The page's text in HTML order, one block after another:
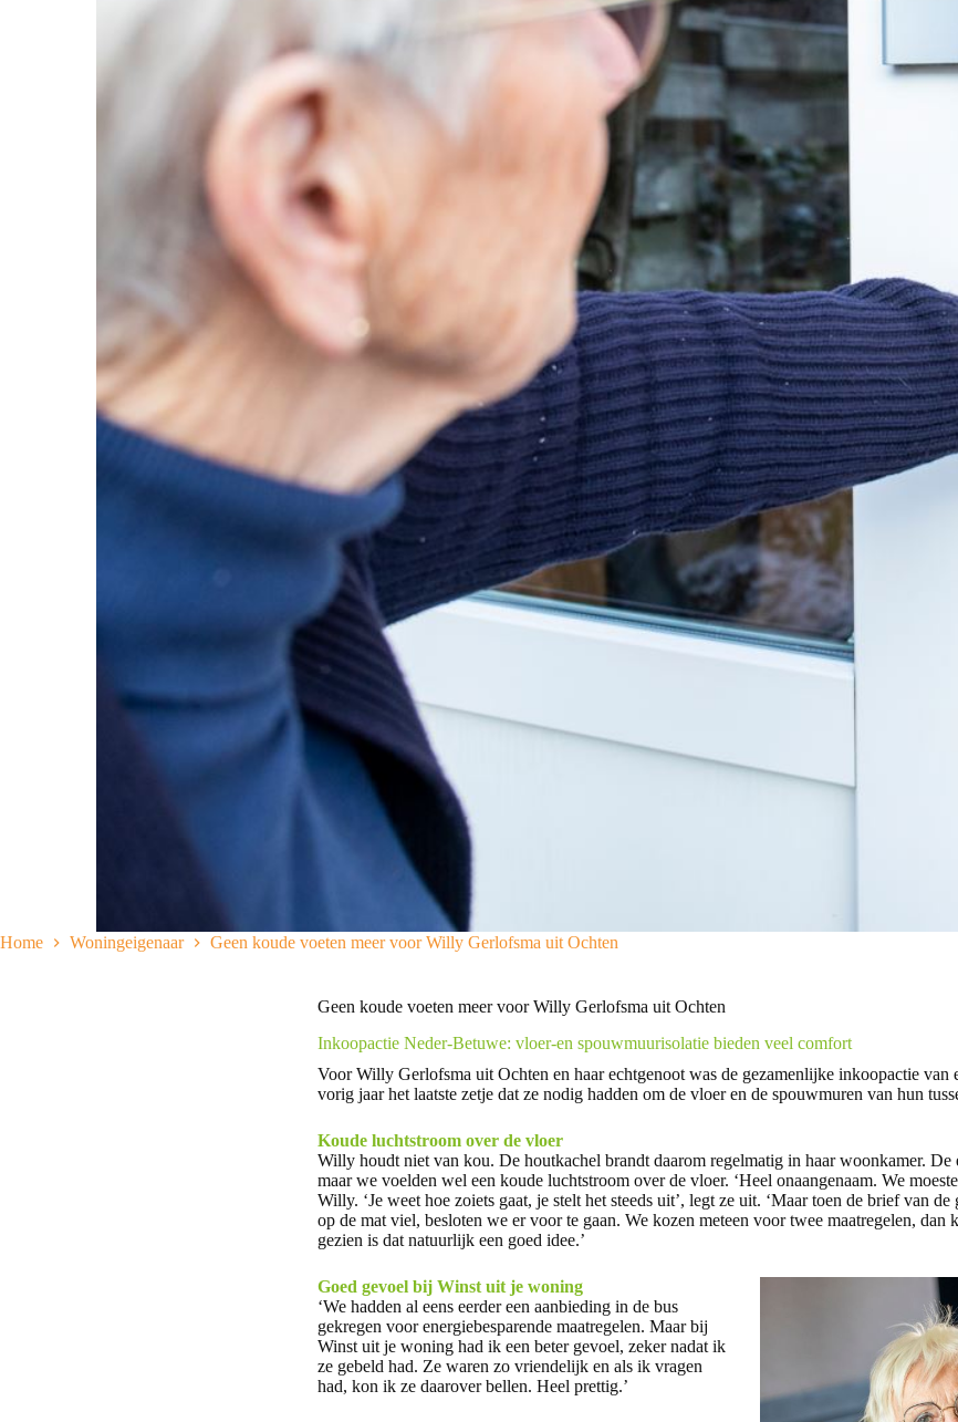
Home Woningeigenaar Geen koude voeten meer voor Willy Gerlofsma uit Ochten
Geen koude voeten meer voor Willy Gerlofsma uit Ochten
Inkoopactie Neder-Betuwe: vloer-en spouwmuurisolatie bieden veel comfort
Voor Willy Gerlofsma uit Ochten en haar echtgenoot was de gezamenlijke inkoopactie van
vorig jaar het laatste zetje dat ze nodig hadden om de vloer en de spouwmuren van hun
Koude luchtstroom over de vloer
Willy houdt niet van kou. De houtkachel brandt daarom regelmatig in haar woonkamer. De
maar we voelden wel een koude luchtstroom over de vloer. ‘Heel onaangenaam. We
Willy. ‘Je weet hoe zoiets gaat, je stelt het steeds uit’, legt ze uit. ‘Maar toen de brief van
op de mat viel, besloten we er voor te gaan. We kozen meteen voor twee maatregelen, dan
gezien is dat natuurlijk een goed idee.’
Goed gevoel bij Winst uit je woning
‘We hadden al eens eerder een aanbieding in de bus
gekregen voor energiebesparende maatregelen. Maar bij
Winst uit je woning had ik een beter gevoel, zeker nadat ik
ze gebeld had. Ze waren zo vriendelijk en als ik vragen
had, kon ik ze daarover bellen. Heel prettig.’